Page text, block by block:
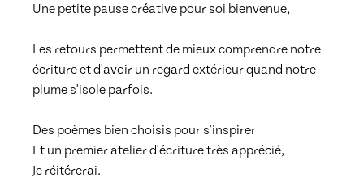
Une petite pause créative pour soi bienvenue,
Les retours permettent de mieux comprendre notre
écriture et d'avoir un regard extérieur quand notre
plume s'isole parfois.
Des poèmes bien choisis pour s'inspirer
Et un premier atelier d'écriture très apprécié,
Je réitérerai.